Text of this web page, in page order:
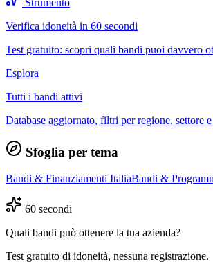
Verifica idoneità in 60 secondi
Test gratuito: scopri quali bandi puoi davvero
Esplora
Tutti i bandi attivi
Database aggiornato, filtri per regione, settore
Sfoglia per tema
Bandi & Finanziamenti ItaliaBandi &
60 secondi
Quali bandi può ottenere la tua azienda?
Test gratuito di idoneità, nessuna registrazione.